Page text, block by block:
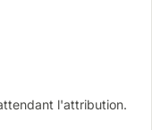
l'attribution.